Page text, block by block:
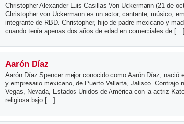
Christopher Alexander Luis Casillas Von Uckermann (21 de
Christopher von Uckermann es un actor, cantante, músico,
integrante de RBD. Christopher, hijo de padre mexicano y
cuando tenía apenas dos años de edad en comerciales de […]
Aarón Díaz
Aarón Díaz Spencer mejor conocido como Aarón Díaz, nació
y empresario mexicano, de Puerto Vallarta, Jalisco. Contrajo
Vegas, Nevada, Estados Unidos de América con la actriz
religiosa bajo […]